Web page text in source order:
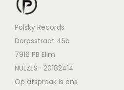
Polsky Records
Dorpsstraat 45b
7916 PB Elim
NULZES- 20182414
Op afspraak is ons